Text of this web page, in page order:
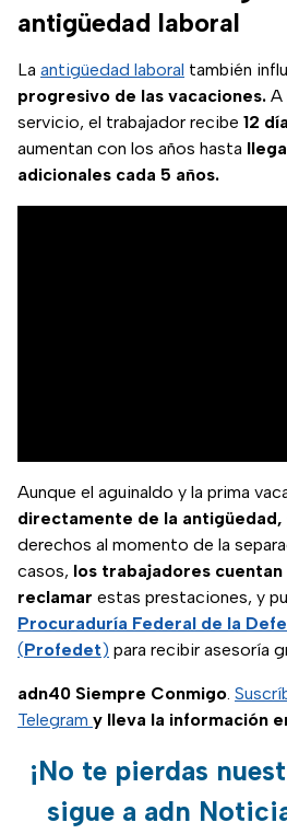
antigüedad laboral
La antigüedad laboral también
progresivo de las vacaciones. A
servicio, el trabajador recibe 12
aumentan con los años hasta
adicionales cada 5 años.
Aunque el aguinaldo y la prima
directamente de la antigüedad,
derechos al momento de la
casos, los trabajadores cuentan
reclamar estas prestaciones, y
Procuraduría Federal de la
(Profedet) para recibir asesoría
adn40 Siempre Conmigo.
Telegram y lleva la información
¡No te pierdas
sigue a adn